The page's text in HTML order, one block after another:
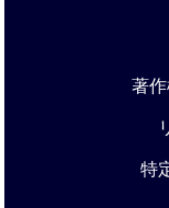
著
特